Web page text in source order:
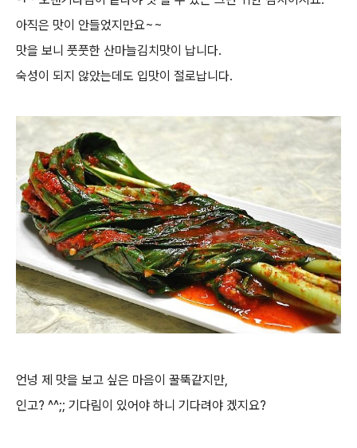
아직은 맛이 안들었지만요~~
맛을 보니 풋풋한 산마늘김치맛이 납니다.
숙성이 되지 않았는데도 입맛이 절로납니다.
언넝 제 맛을 보고 싶은 마음이 꿀뚝같지만,
인고? ^^;; 기다림이 있어야 하니 기다려야 겠지요?